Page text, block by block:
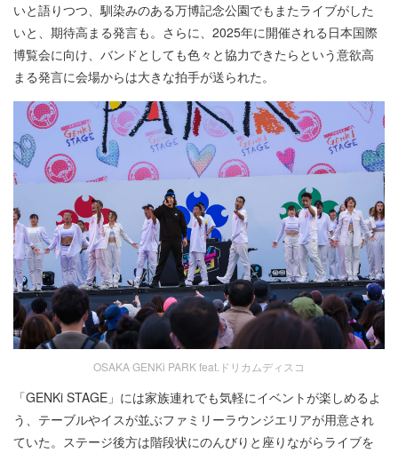
いと語りつつ、馴染みのある万博記念公園でもまたライブがした
いと、期待高まる発言も。さらに、2025年に開催される日本国際
博覧会に向け、バンドとしても色々と協力できたらという意欲高
まる発言に会場からは大きな拍手が送られた。
OSAKA GENKi PARK feat.ドリカムディスコ
「GENKi STAGE」には家族連れでも気軽にイベントが楽しめるよ
う、テーブルやイスが並ぶファミリーラウンジエリアが用意され
ていた。ステージ後方は階段状にのんびりと座りながらライブを